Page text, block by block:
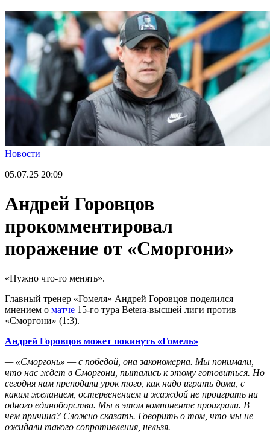
Новости
05.07.25 20:09
Андрей Горовцов
прокомментировал
поражение от «Сморгони»
«Нужно что-то менять».
Главный тренер «Гомеля» Андрей Горовцов поделился
мнением о матче 15-го тура Betera-высшей лиги против
«Сморгони» (1:3).
Андрей Горовцов может покинуть «Гомель»
— «Сморгонь» — с победой, она закономерна. Мы понимали,
что нас ждет в Сморгони, пытались к этому готовиться. Но
сегодня нам преподали урок того, как надо играть дома, с
каким желанием, остервенением и жаждой не проиграть ни
одного единоборства. Мы в этом компоненте проиграли. В
чем причина? Сложно сказать. Говорить о том, что мы не
ожидали такого сопротивления, нельзя.